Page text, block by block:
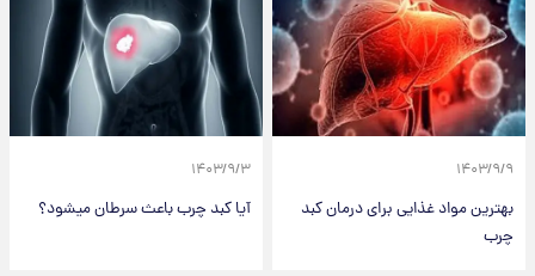
۱۴۰۳/۹/۹
بهترین مواد غذایی برای درمان کبد
چرب
۱۴۰۳/۹/۳
آیا کبد چرب باعث سرطان میشود؟